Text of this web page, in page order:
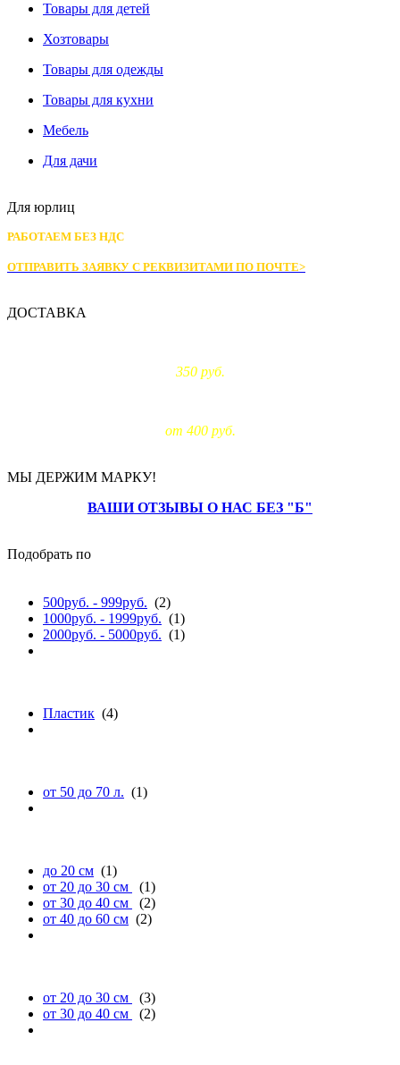
Товары для детей
Хозтовары
Товары для одежды
Товары для кухни
Мебель
Для дачи
Для юрлиц
РАБОТАЕМ БЕЗ НДС
ОТПРАВИТЬ ЗАЯВКУ С РЕКВИЗИТАМИ ПО ПОЧТЕ>
ДОСТАВКА
350 руб.
от 400 руб.
МЫ ДЕРЖИМ МАРКУ!
ВАШИ ОТЗЫВЫ О НАС БЕЗ "Б"
Подобрать по
500руб. - 999руб. (2)
1000руб. - 1999руб. (1)
2000руб. - 5000руб. (1)
Пластик (4)
от 50 до 70 л. (1)
до 20 см (1)
от 20 до 30 см
(1)
от 30 до 40 см
(2)
от 40 до 60 см (2)
от 20 до 30 см
(3)
от 30 до 40 см
(2)